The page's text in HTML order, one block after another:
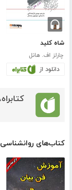
شاه کلید
چارلز اف. هانل
دانلود از
کتاب‌های روانشناسی